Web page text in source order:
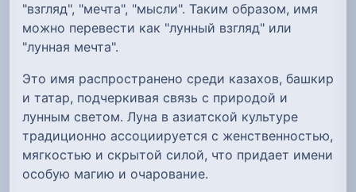
"взгляд", "мечта", "мысли". Таким образом, имя
можно перевести как "лунный взгляд" или
"лунная мечта".
Это имя распространено среди казахов, башкир
и татар, подчеркивая связь с природой и
лунным светом. Луна в азиатской культуре
традиционно ассоциируется с женственностью,
мягкостью и скрытой силой, что придает имени
особую магию и очарование.